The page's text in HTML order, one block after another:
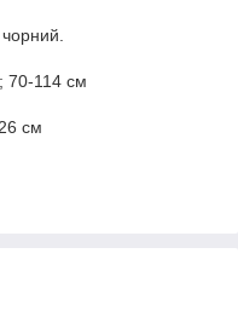
70-114 см
см